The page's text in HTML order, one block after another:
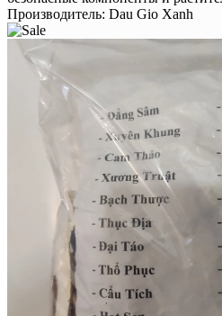
Производитель: Dau Gio Xanh